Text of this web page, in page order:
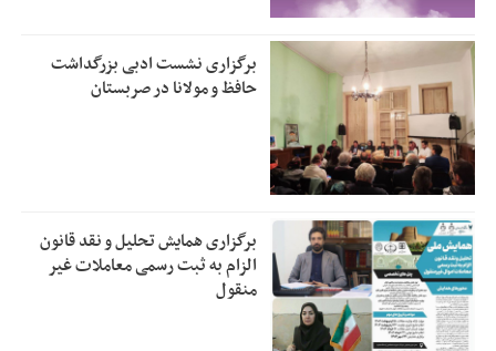
برگزاری نشست ادبی بزرگداشت
حافظ و مولانا در صربستان
برگزاری همایش تحلیل و نقد قانون
الزام به ثبت رسمی معاملات غیر
منقول